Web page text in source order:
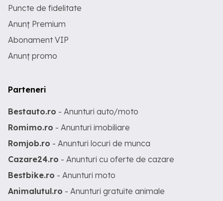
Puncte de fidelitate
Anunț Premium
Abonament VIP
Anunț promo
Parteneri
Bestauto.ro - Anunturi auto/moto
Romimo.ro - Anunturi imobiliare
Romjob.ro - Anunturi locuri de munca
Cazare24.ro - Anunturi cu oferte de cazare
Bestbike.ro - Anunturi moto
Animalutul.ro - Anunturi gratuite animale